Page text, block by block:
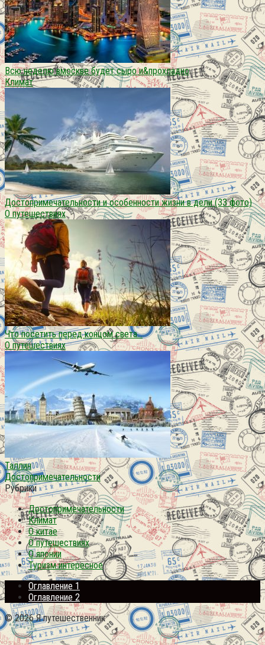
Всю неделю вмоскве будет сыро и&прохладно
Климат
Достопримечательности и особенности жизни в дели (33 фото)
О путешествиях
Что посетить перед концом света…
О путешествиях
Таллин
Достопримечательности
Рубрики
Достопримечательности
Климат
О китае
О путешествиях
О японии
Туризм интересное
Оглавление 1
Оглавление 2
© 2026 Я путешественник